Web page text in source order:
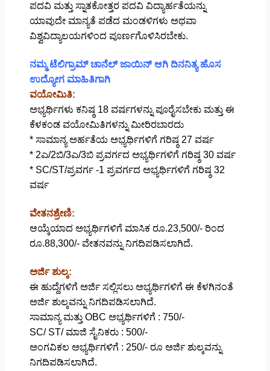
ಪದವಿ ಮತ್ತು ಸ್ನಾತಕೋತ್ತರ ಪದವಿ ವಿದ್ಯಾರ್ಹತೆಯನ್ನು
ಯಾವುದೇ ಮಾನ್ಯತೆ ಪಡೆದ ಮಂಡಳಿಗಳು ಅಥವಾ
ವಿಶ್ವವಿದ್ಯಾಲಯಗಳಿಂದ ಪೂರ್ಣಗೊಳಿಸಿರಬೇಕು.
ನಮ್ಮ ಟೆಲಿಗ್ರಾಮ್ ಚಾನೆಲ್ ಜಾಯಿನ್ ಆಗಿ ದಿನನಿತ್ಯ ಹೊಸ
ಉದ್ಯೋಗ ಮಾಹಿತಿಗಾಗಿ
ವಯೋಮಿತಿ:
ಅಭ್ಯರ್ಥಿಗಳು ಕನಿಷ್ಠ 18 ವರ್ಷಗಳನ್ನು ಪೂರೈಸಬೇಕು ಮತ್ತು ಈ
ಕೆಳಕಂಡ ವಯೋಮಿತಿಗಳನ್ನು ಮೀರಿರಬಾರದು
* ಸಾಮಾನ್ಯ ಅರ್ಹತೆಯ ಅಭ್ಯರ್ಥಿಗಳಿಗೆ ಗರಿಷ್ಠ 27 ವರ್ಷ
* 2ಎ/2ಬಿ/3ಎ/3ಬಿ ಪ್ರವರ್ಗದ ಅಭ್ಯರ್ಥಿಗಳಿಗೆ ಗರಿಷ್ಠ 30 ವರ್ಷ
* SC/ST/ಪ್ರವರ್ಗ -1 ಪ್ರವರ್ಗದ ಅಭ್ಯರ್ಥಿಗಳಿಗೆ ಗರಿಷ್ಠ 32
ವರ್ಷ
ವೇತನಶ್ರೇಣಿ:
ಆಯ್ಕೆಯಾದ ಅಭ್ಯರ್ಥಿಗಳಿಗೆ ಮಾಸಿಕ ರೂ.23,500/- ರಿಂದ
ರೂ.88,300/- ವೇತನವನ್ನು ನಿಗದಿಪಡಿಸಲಾಗಿದೆ.
ಅರ್ಜಿ ಶುಲ್ಕ:
ಈ ಹುದ್ದೆಗಳಿಗೆ ಅರ್ಜಿ ಸಲ್ಲಿಸಲು ಅಭ್ಯರ್ಥಿಗಳಿಗೆ ಈ ಕೆಳಗಿನಂತೆ
ಅರ್ಜಿ ಶುಲ್ಕವನ್ನು ನಿಗದಿಪಡಿಸಲಾಗಿದೆ.
ಸಾಮಾನ್ಯ ಮತ್ತು OBC ಅಭ್ಯರ್ಥಿಗಳಿಗೆ : 750/-
SC/ ST/ ಮಾಜಿ ಸೈನಿಕರು : 500/-
ಅಂಗವಿಕಲ ಅಭ್ಯರ್ಥಿಗಳಿಗೆ : 250/- ರೂ ಅರ್ಜಿ ಶುಲ್ಕವನ್ನು
ನಿಗದಿಪಡಿಸಲಾಗಿದೆ.